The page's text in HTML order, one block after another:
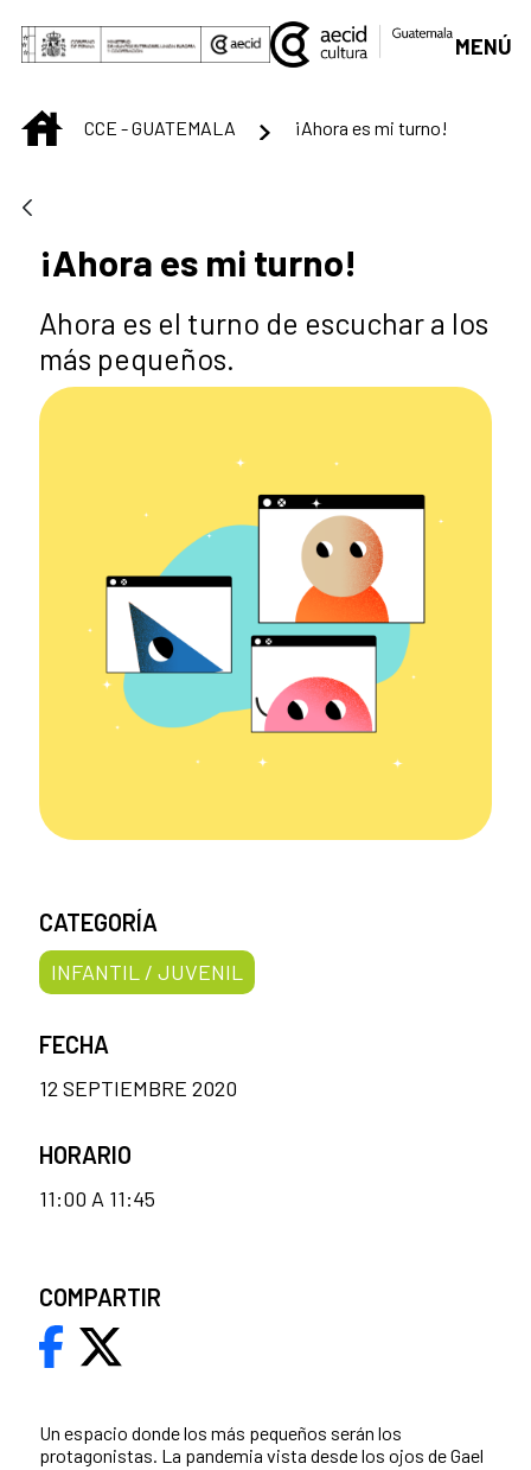
Saltar al contenido principal
MENÚ
INICIOCCE - GUATEMALA ¡Ahora es mi turno!
¡Ahora es mi turno!
Ahora es el turno de escuchar a los
más pequeños.
Un espacio donde los más pequeños serán los
protagonistas. La pandemia vista desde los ojos de Gael
CATEGORÍA
INFANTIL / JUVENIL
FECHA
12 SEPTIEMBRE 2020
HORARIO
11:00 A 11:45
COMPARTIR